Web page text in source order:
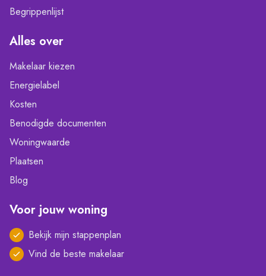
Begrippenlijst
Alles over
Makelaar kiezen
Energielabel
Kosten
Benodigde documenten
Woningwaarde
Plaatsen
Blog
Voor jouw woning
Bekijk mijn stappenplan
Vind de beste makelaar